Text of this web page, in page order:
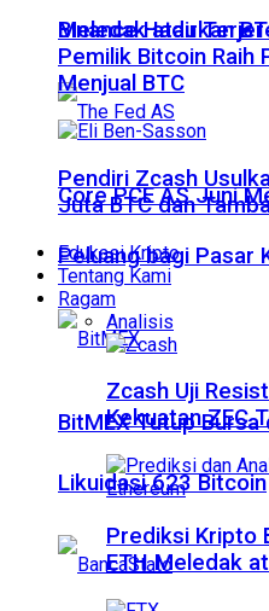
Meledak atau
Core PCE AS Juni
Peluang bagi Pasar
BitMEX Tutup Bursa
Likuidasi 623 Bitcoin
Binance Hadirkan
Pemilik Bitcoin Raih
Menjual BTC
Pendiri Zcash
Juta BTC dan
Edukasi Kripto
Tentang Kami
Ragam
Analisis
Zcash Uji
Kekuatan ZEC
Prediksi Kripto
ETH Meledak